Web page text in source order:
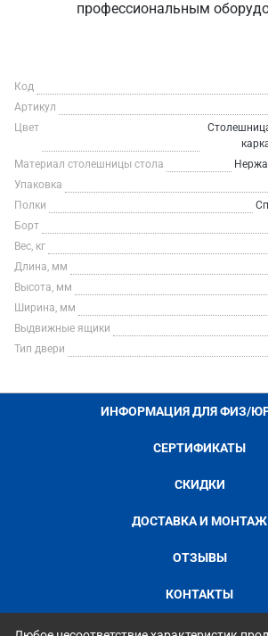
профессиональным
Код
Артикул
Цвет
Материал столешницы стола
Упаковка
Полки
Борт
Вес, кг
Длина, мм
Высота, мм
Ширина, мм
Выдвижные ящики
Тип двери
ИНФОРМАЦИЯ ДЛЯ ФИЗ/
СЕРТИФИКАТЫ
СКИДКИ
ДОСТАВКА И МОНТАЖ
ОТЗЫВЫ
КОНТАКТЫ